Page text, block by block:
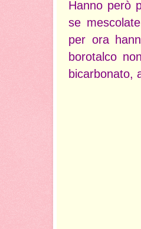
Hanno però
se
per ora
borotalco
bicarbonato,